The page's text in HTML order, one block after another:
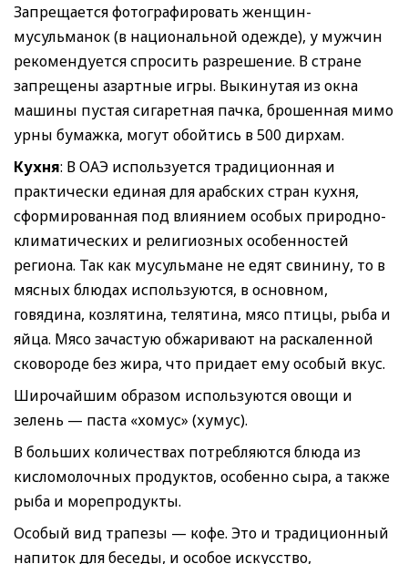
Запрещается фотографировать женщин-
мусульманок (в национальной одежде), у мужчин
рекомендуется спросить разрешение. В стране
запрещены азартные игры. Выкинутая из окна
машины пустая сигаретная пачка, брошенная мимо
урны бумажка, могут обойтись в 500 дирхам.
Кухня: В ОАЭ используется традиционная и
практически единая для арабских стран кухня,
сформированная под влиянием особых природно-
климатических и религиозных особенностей
региона. Так как мусульмане не едят свинину, то в
мясных блюдах используются, в основном,
говядина, козлятина, телятина, мясо птицы, рыба и
яйца. Мясо зачастую обжаривают на раскаленной
сковороде без жира, что придает ему особый вкус.
Широчайшим образом используются овощи и
зелень — паста «хомус» (хумус).
В больших количествах потребляются блюда из
кисломолочных продуктов, особенно сыра, а также
рыба и морепродукты.
Особый вид трапезы — кофе. Это и традиционный
напиток для беседы, и особое искусство,